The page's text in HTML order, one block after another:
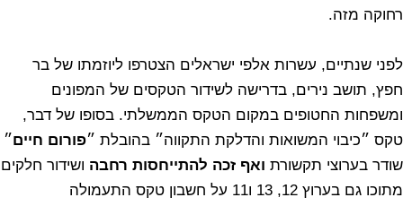
רחוקה מזה.
לפני שנתיים, עשרות אלפי ישראלים הצטרפו ליוזמתו של בר
חפץ, תושב נירים, בדרישה לשידור הטקסים של המפונים
ומשפחות החטופים במקום הטקס הממשלתי. בסופו של דבר,
טקס ״כיבוי המשואות והדלקת התקווה״ בהובלת ״פורום חיים״
שודר בערוצי תקשורת ואף זכה להתייחסות רחבה ושידור חלקים
מתוכו גם בערוץ 12, 13 ו11 על חשבון טקס התעמולה